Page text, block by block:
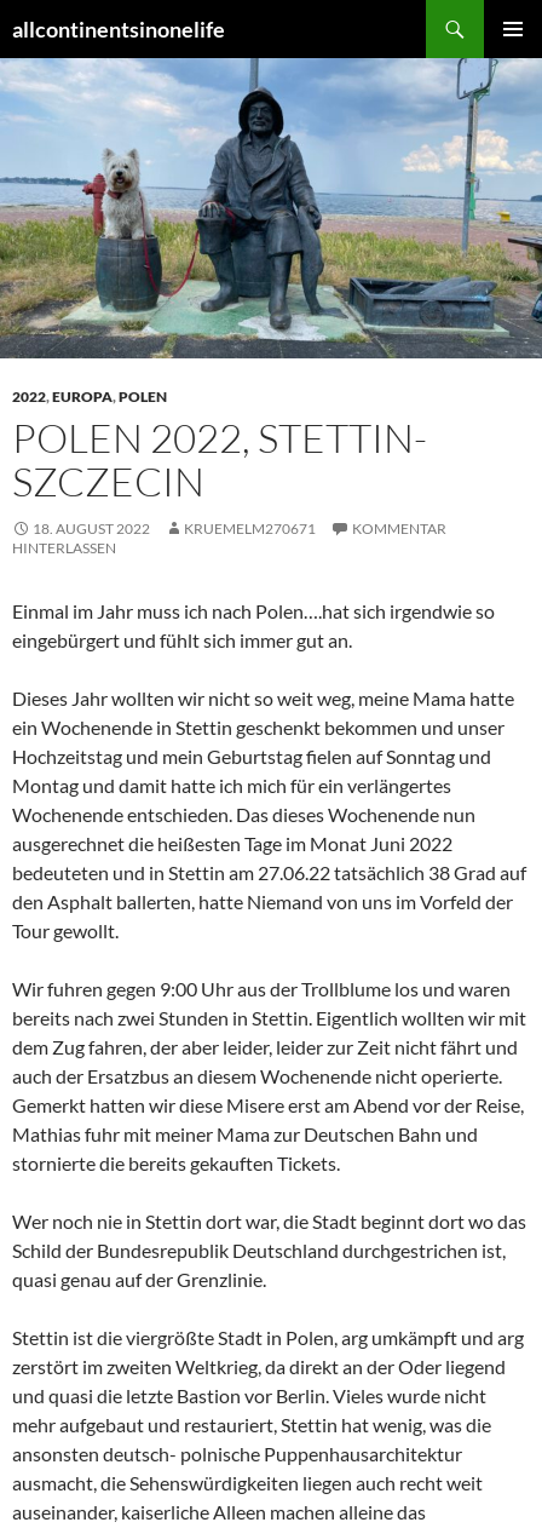
Inhalt
springen
allcontinentsinonelife
MENÜ
2022,EUROPA,POLEN
POLEN 2022, STETTIN-
SZCZECIN
18. AUGUST 2022 KRUEMELM270671
KOMMENTAR
HINTERLASSEN
Einmal im Jahr muss ich nach Polen….hat sich irgendwie so
eingebürgert und fühlt sich immer gut an.
Dieses Jahr wollten wir nicht so weit weg, meine Mama hatte
ein Wochenende in Stettin geschenkt bekommen und unser
Hochzeitstag und mein Geburtstag fielen auf Sonntag und
Montag und damit hatte ich mich für ein verlängertes
Wochenende entschieden. Das dieses Wochenende nun
ausgerechnet die heißesten Tage im Monat Juni 2022
bedeuteten und in Stettin am 27.06.22 tatsächlich 38 Grad auf
den Asphalt ballerten, hatte Niemand von uns im Vorfeld der
Tour gewollt.
Wir fuhren gegen 9:00 Uhr aus der Trollblume los und waren
bereits nach zwei Stunden in Stettin. Eigentlich wollten wir mit
dem Zug fahren, der aber leider, leider zur Zeit nicht fährt und
auch der Ersatzbus an diesem Wochenende nicht operierte.
Gemerkt hatten wir diese Misere erst am Abend vor der Reise,
Mathias fuhr mit meiner Mama zur Deutschen Bahn und
stornierte die bereits gekauften Tickets.
Wer noch nie in Stettin dort war, die Stadt beginnt dort wo das
Schild der Bundesrepublik Deutschland durchgestrichen ist,
quasi genau auf der Grenzlinie.
Stettin ist die viergrößte Stadt in Polen, arg umkämpft und arg
zerstört im zweiten Weltkrieg, da direkt an der Oder liegend
und quasi die letzte Bastion vor Berlin. Vieles wurde nicht
mehr aufgebaut und restauriert, Stettin hat wenig, was die
ansonsten deutsch- polnische Puppenhausarchitektur
ausmacht, die Sehenswürdigkeiten liegen auch recht weit
auseinander, kaiserliche Alleen machen alleine das